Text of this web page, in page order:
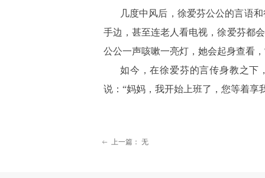
几度中风后，徐爱芬公公的言语
手边，甚至连老人看电视，徐爱芬都
公公一声咳嗽一亮灯，她会起身查看
如今，在徐爱芬的言传身教之下
说：“妈妈，我开始上班了，您等着享
ꂃ 上一篇： 无